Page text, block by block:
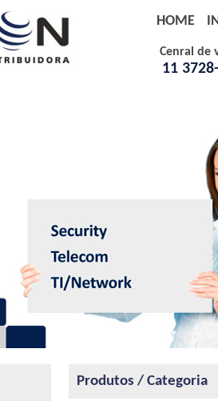
Cenral de
11
HOME
Produtos / Categoria